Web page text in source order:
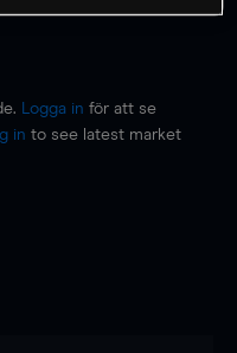
Logga in för att se
in to see latest market